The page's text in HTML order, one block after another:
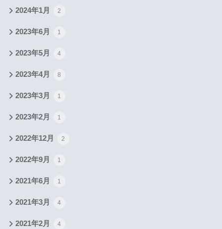
2024年1月 2
2023年6月 1
2023年5月 4
2023年4月 8
2023年3月 1
2023年2月 1
2022年12月 2
2022年9月 1
2021年6月 1
2021年3月 4
2021年2月 4